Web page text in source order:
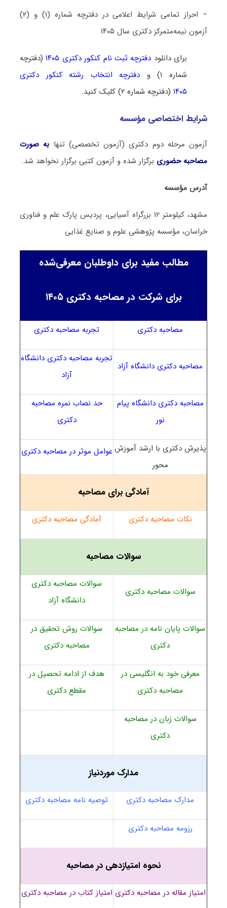
– احراز تمامی شرایط اعلامی در دفترچه شماره (۱) و (۲)
آزمون نیمه‌متمرکز دکتری سال ۱۴۰۵
برای دانلود دفترچه ثبت نام کنکور دکتری ۱۴۰۵
(دفترچه
شماره ۱) و
دفترچه انتخاب رشته کنکور دکتری
۱۴۰۵ (دفترچه شماره ۲) کلیک کنید.
شرایط اختصاصی مؤسسه
آزمون مرحله دوم دکتری (آزمون تخصصی) تنها به صورت
مصاحبه حضوری برگزار شده و آزمون کتبی برگزار نخواهد شد.
آدرس مؤسسه
مشهد، کیلومتر ۱۲ بزرگراه آسیایی، پردیس پارک علم و فناوری
خراسان، مؤسسه پژوهشی علوم و صنایع غذایی
مطالب مفید برای داوطلبان معرفی‌شده
برای شرکت در مصاحبه دکتری ۱۴۰۵
مصاحبه دکتری تجربه مصاحبه دکتری
مصاحبه دکتری دانشگاه آزاد
تجربه مصاحبه دکتری دانشگاه
آزاد
مصاحبه دکتری دانشگاه پیام
نور
حد نصاب نمره مصاحبه
دکتری
پذیرش دکتری با ارشد آموزش
محور
عوامل موثر در مصاحبه دکتری
آمادگی برای مصاحبه
نکات مصاحبه دکتری آمادگی مصاحبه دکتری
سوالات مصاحبه
سوالات مصاحبه دکتری
سوالات مصاحبه دکتری
دانشگاه آزاد
سوالات پایان نامه در مصاحبه
دکتری
سوالات روش تحقیق در
مصاحبه دکتری
معرفی خود به انگلیسی در
مصاحبه دکتری
هدف از ادامه تحصیل در
مقطع دکتری
سوالات زبان در مصاحبه
دکتری
مدارک موردنیاز
مدارک مصاحبه دکتری توصیه نامه مصاحبه دکتری
رزومه مصاحبه دکتری
نحوه امتیازدهی در مصاحبه
امتیاز مقاله در مصاحبه دکتری امتیاز کتاب در مصاحبه دکتری